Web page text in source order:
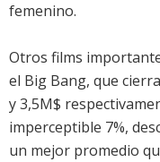
femenino.
Otros films
el Big Bang, que
y 3,5M$
imperceptible 7%,
un mejor promedio